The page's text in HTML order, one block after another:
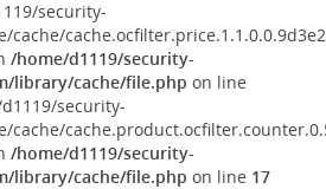
security-
/home/d1119/security-
library/cache/file.php on line
security-
cache/
/home/d1119/security-
library/cache/file.php on line 17